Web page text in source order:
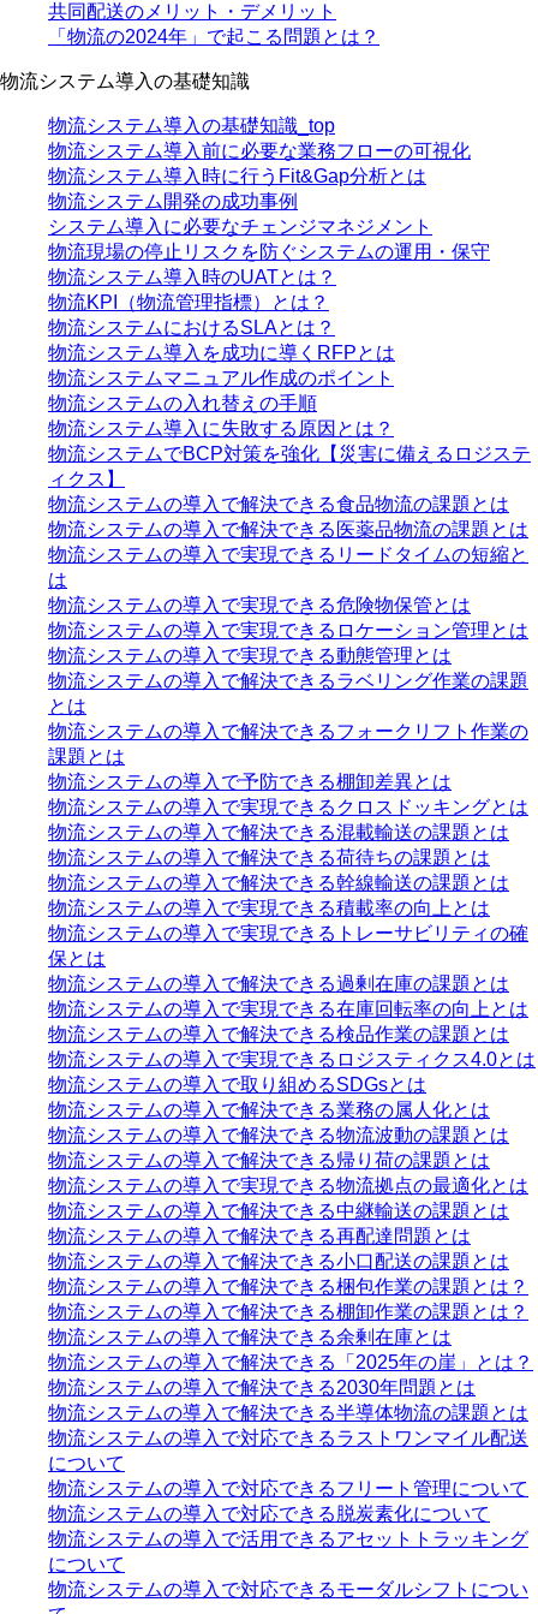
共同配送のメリット・デメリット
「物流の2024年」で起こる問題とは？
物流システム導入の基礎知識
物流システム導入の基礎知識_top
物流システム導入前に必要な業務フローの可視化
物流システム導入時に行うFit&Gap分析とは
物流システム開発の成功事例
システム導入に必要なチェンジマネジメント
物流現場の停止リスクを防ぐシステムの運用・保守
物流システム導入時のUATとは？
物流KPI（物流管理指標）とは？
物流システムにおけるSLAとは？
物流システム導入を成功に導くRFPとは
物流システムマニュアル作成のポイント
物流システムの入れ替えの手順
物流システム導入に失敗する原因とは？
物流システムでBCP対策を強化【災害に備えるロジステ
ィクス】
物流システムの導入で解決できる食品物流の課題とは
物流システムの導入で解決できる医薬品物流の課題とは
物流システムの導入で実現できるリードタイムの短縮と
は
物流システムの導入で実現できる危険物保管とは
物流システムの導入で実現できるロケーション管理とは
物流システムの導入で実現できる動態管理とは
物流システムの導入で解決できるラベリング作業の課題
とは
物流システムの導入で解決できるフォークリフト作業の
課題とは
物流システムの導入で予防できる棚卸差異とは
物流システムの導入で実現できるクロスドッキングとは
物流システムの導入で解決できる混載輸送の課題とは
物流システムの導入で解決できる荷待ちの課題とは
物流システムの導入で解決できる幹線輸送の課題とは
物流システムの導入で実現できる積載率の向上とは
物流システムの導入で実現できるトレーサビリティの確
保とは
物流システムの導入で解決できる過剰在庫の課題とは
物流システムの導入で実現できる在庫回転率の向上とは
物流システムの導入で解決できる検品作業の課題とは
物流システムの導入で実現できるロジスティクス4.0とは
物流システムの導入で取り組めるSDGsとは
物流システムの導入で解決できる業務の属人化とは
物流システムの導入で解決できる物流波動の課題とは
物流システムの導入で解決できる帰り荷の課題とは
物流システムの導入で実現できる物流拠点の最適化とは
物流システムの導入で解決できる中継輸送の課題とは
物流システムの導入で解決できる再配達問題とは
物流システムの導入で解決できる小口配送の課題とは
物流システムの導入で解決できる梱包作業の課題とは？
物流システムの導入で解決できる棚卸作業の課題とは？
物流システムの導入で解決できる余剰在庫とは
物流システムの導入で解決できる「2025年の崖」とは？
物流システムの導入で解決できる2030年問題とは
物流システムの導入で解決できる半導体物流の課題とは
物流システムの導入で対応できるラストワンマイル配送
について
物流システムの導入で対応できるフリート管理について
物流システムの導入で対応できる脱炭素化について
物流システムの導入で活用できるアセットトラッキング
について
物流システムの導入で対応できるモーダルシフトについ